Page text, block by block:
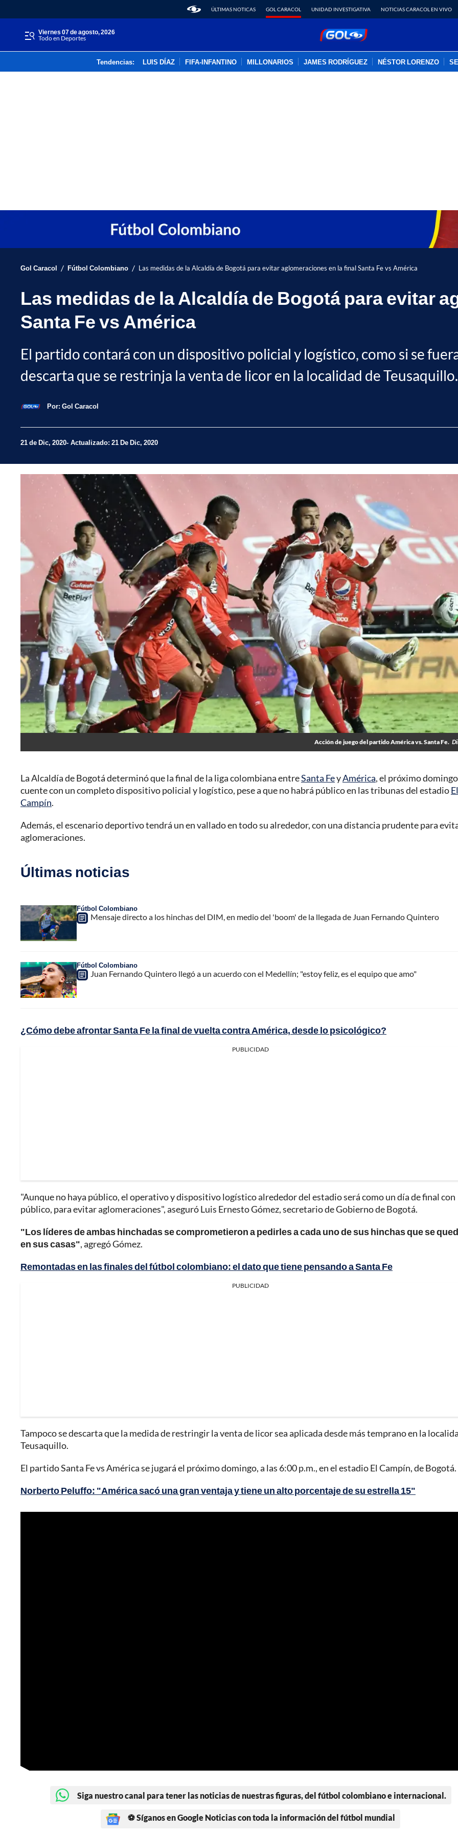
ÚLTIMAS NOTICAS GOL CARACOL UNIDAD INVESTIGATIVA NOTICIAS CARACOL EN VIVO
viernes 07 de agosto, 2026
Todo en Deportes
Tendencias: LUIS DÍAZ FIFA-INFANTINO MILLONARIOS JAMES RODRÍGUEZ NÉSTOR LORENZO
Gol Caracol / Fútbol Colombiano / Las medidas de la Alcaldía de Bogotá para evitar aglomeraciones en la final Santa Fe vs América
Las medidas de la Alcaldía de Bogotá para evitar
Santa Fe vs América
El partido contará con un dispositivo policial y logístico, como si se
descarta que se restrinja la venta de licor en la localidad de Teusaquillo.
Por: Gol Caracol
21 de Dic, 2020 Actualizado: 21 De Dic, 2020
Acción de juego del partido América vs. Santa Fe.
La Alcaldía de Bogotá determinó que la final de la liga colombiana entreSanta FeyAmérica, el próximo
cuente con un completo dispositivo policial y logístico, pese a que no habrá público en las tribunas del estadioEl
Campín.
Además, el escenario deportivo tendrá un en vallado en todo su alrededor, con una distancia prudente para
aglomeraciones.
Últimas noticias
Fútbol Colombiano
Mensaje directo a los hinchas del DIM, en medio del 'boom' de la llegada de Juan Fernando Quintero
Fútbol Colombiano
Juan Fernando Quintero llegó a un acuerdo con el Medellín; "estoy feliz, es el equipo que amo"
¿Cómo debe afrontar Santa Fe la final de vuelta contra América, desde lo psicológico?
PUBLICIDAD
"Aunque no haya público, el operativo y dispositivo logístico alrededor del estadio será como un día de final con
público, para evitar aglomeraciones", aseguró Luis Ernesto Gómez, secretario de Gobierno de Bogotá.
"Los líderes de ambas hinchadas se comprometieron a pedirles a cada uno de sus hinchas que se
en sus casas", agregó Gómez.
Remontadas en las finales del fútbol colombiano: el dato que tiene pensando a Santa Fe
PUBLICIDAD
Tampoco se descarta que la medida de restringir la venta de licor sea aplicada desde más temprano en la
Teusaquillo.
El partido Santa Fe vs América se jugará el próximo domingo, a las 6:00 p.m., en el estadio El Campín, de Bogotá.
Norberto Peluffo: "América sacó una gran ventaja y tiene un alto porcentaje de su estrella 15"
Siga nuestro canal para tener las noticias de nuestras figuras, del fútbol colombiano e internacional.
⚽ Síganos en Google Noticias con toda la información del fútbol mundial